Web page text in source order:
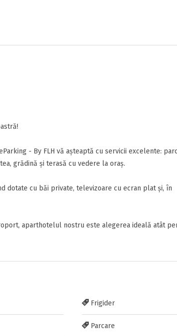
- By FLH vă așteaptă cu servicii excelente:
grădină și terasă cu vedere la oraș.
dotate cu băi private, televizoare cu ecran plat și, în
aparthotelul nostru este alegerea ideală atât
Frigider
Parcare
groups/cazareromaniaghidonline